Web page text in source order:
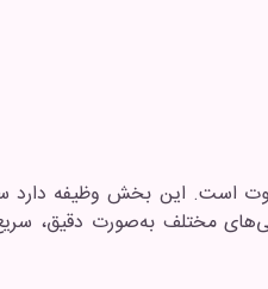
مختلف به‌صورت دقیق،